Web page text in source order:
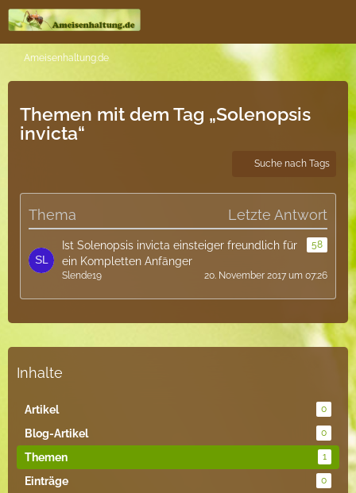
Ameisenhaltung.de
Themen mit dem Tag „Solenopsis
invicta“
Suche nach Tags
Thema Letzte Antwort
Ist Solenopsis invicta einsteiger freundlich für
ein Kompletten Anfänger
58
Slende19 20. November 2017 um 07:26
Inhalte
Artikel 0
Blog-Artikel 0
Themen 1
Einträge 0